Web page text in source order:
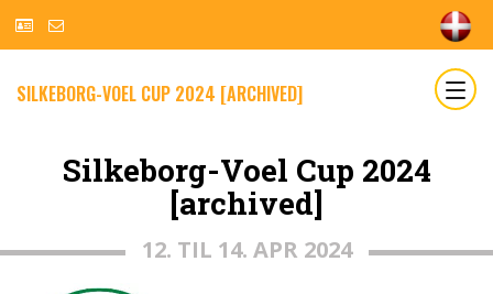
SILKEBORG-VOEL CUP 2024 [ARCHIVED]
Silkeborg-Voel Cup 2024
[archived]
12. TIL 14. APR 2024